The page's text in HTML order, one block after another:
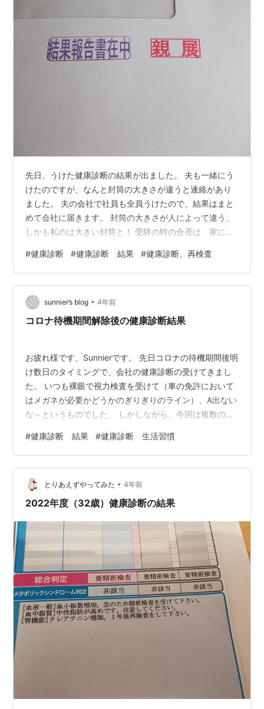
先日、うけた健康診断の結果が出ました。 夫も一緒にう
けたのですが、なんと封筒の大きさが違うと連絡があり
ました。 夫の会社で社員も全員うけたので、結果はまと
めて会社に届きます。 封筒の大きさが人によって違う、
しかも私のは大きい封筒と！ 受験の時の合否は、家に届
た。 分厚ければ、合格後の手続きの案内が入ってる。 不
合格なら、残念でしたと紙切れ1枚。 でも、健康診断っ
て、絶対大きい方がダメですよね？＾＾； ちなみに、夫
は小さな封筒。 用検査の紙が入っていました＞＜ ３年前
に、初めて胃カメラなどちゃんとした健康診断を受けた
#健康診断 #健康診断 結果 #健康診断、再検査
sunnier’s blog • 4年前
コロナ待機期間解除後の健康診断結果
お疲れ様です、Sunnierです。 先日コロナの待機期間後明
け数日のタイミングで、会社の健康診断の受けてきまし
た。 いつも裸眼で視力検査を受けて（車の免許において
はメガネが必要かどうかのぎりぎりのライン）、A出ない
な～というものでした。 しかしながら、今回は複数の項
謝、血液一般、胸部X線、上部消化管X線… BMIで引っか
からないから、脂質や糖代謝で引っかかることはなく、
お酒飲まないから、肝機能で引っかかることはないと思
っていました。 血液一般（白血球の増加）や胸部X線は
コロナの後遺症関連なのかもしれません… 上部消化管X線
#健康診断 結果 #健康診断 生活習慣
とりあえずやってみた • 4年前
2022年度（32歳）健康診断の結果